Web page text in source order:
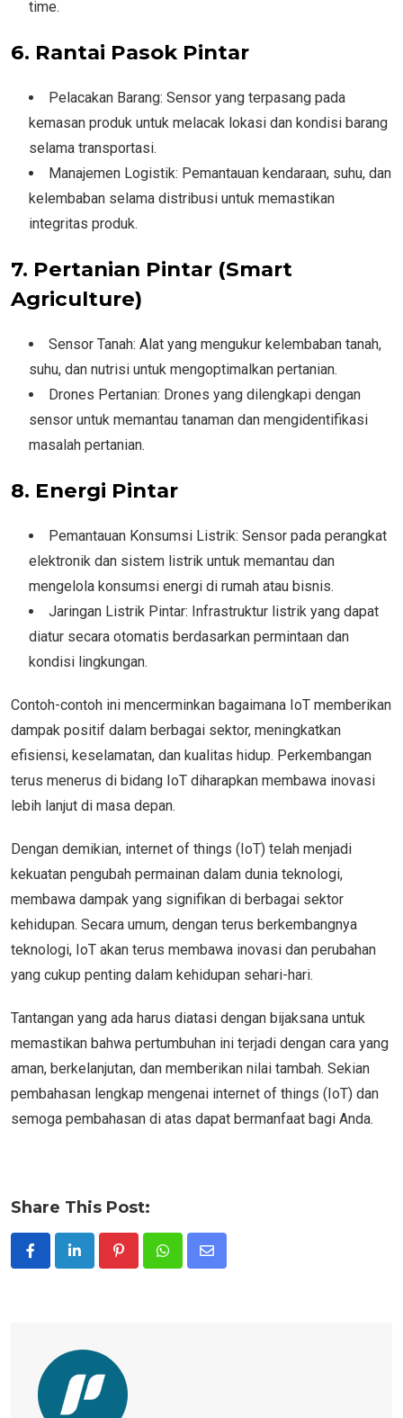
time.
6. Rantai Pasok Pintar
Pelacakan Barang: Sensor yang terpasang pada
kemasan produk untuk melacak lokasi dan kondisi barang
selama transportasi.
Manajemen Logistik: Pemantauan kendaraan, suhu, dan
kelembaban selama distribusi untuk memastikan
integritas produk.
7. Pertanian Pintar (Smart
Agriculture)
Sensor Tanah: Alat yang mengukur kelembaban tanah,
suhu, dan nutrisi untuk mengoptimalkan pertanian.
Drones Pertanian: Drones yang dilengkapi dengan
sensor untuk memantau tanaman dan mengidentifikasi
masalah pertanian.
8. Energi Pintar
Pemantauan Konsumsi Listrik: Sensor pada perangkat
elektronik dan sistem listrik untuk memantau dan
mengelola konsumsi energi di rumah atau bisnis.
Jaringan Listrik Pintar: Infrastruktur listrik yang dapat
diatur secara otomatis berdasarkan permintaan dan
kondisi lingkungan.
Contoh-contoh ini mencerminkan bagaimana IoT memberikan
dampak positif dalam berbagai sektor, meningkatkan
efisiensi, keselamatan, dan kualitas hidup. Perkembangan
terus menerus di bidang IoT diharapkan membawa inovasi
lebih lanjut di masa depan.
Dengan demikian, internet of things (IoT) telah menjadi
kekuatan pengubah permainan dalam dunia teknologi,
membawa dampak yang signifikan di berbagai sektor
kehidupan. Secara umum, dengan terus berkembangnya
teknologi, IoT akan terus membawa inovasi dan perubahan
yang cukup penting dalam kehidupan sehari-hari.
Tantangan yang ada harus diatasi dengan bijaksana untuk
memastikan bahwa pertumbuhan ini terjadi dengan cara yang
aman, berkelanjutan, dan memberikan nilai tambah. Sekian
pembahasan lengkap mengenai internet of things (IoT) dan
semoga pembahasan di atas dapat bermanfaat bagi Anda.
Share This Post:
PinterestWhatsappShare